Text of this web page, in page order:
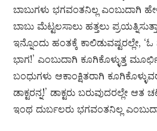
ಬಾಬುಗಳು ಭಗವಂತನಿಲ್ಲ ಎಂಬುದಾಗಿ
ಬಾಬು ಮೆಟ್ಟಲಸಾಲು ಹತ್ತಲು
ಇನ್ನೊಂದು ಹಂತಕ್ಕೆ ಕಾಲಿಡುವಷ್ಟರಲ್ಲೇ,
ಭಾಗ!’ ಎಂಬುದಾಗಿ ಕೂಗಿಕೊಳ್ಳುತ್ತ
ಬಂಧುಗಳು ಆಕಾಂಕ್ಷಿತರಾಗಿ
ಡಾಕ್ಟರನ್ನ!’ ಡಾಕ್ಟರು ಬರುವುದರಲ್ಲೇ
ಇಂಥ ದುರ್ಬಲರು ಭಗವಂತನಿಲ್ಲ